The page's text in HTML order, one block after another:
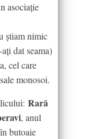
asociație
știam nimic
dat seama)
cel care
monosoi.
Rară
, anul
butoaie